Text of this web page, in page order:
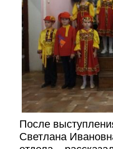
После
Светлана